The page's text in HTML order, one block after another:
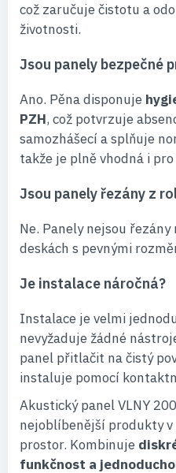
což zaručuje čistotu a
životnosti.
Jsou panely bezpečné
Ano. Pěna disponuje
PZH, což potvrzuje
samozhášecí a splňuje
takže je plně vhodná i
Jsou panely řezány z
Ne. Panely nejsou
deskách s pevnými
Je instalace náročná?
Instalace je velmi
nevyžaduje žádné
panel přitlačit na čistý
instaluje pomocí
Akustický panel VLNY
nejoblíbenější produkty
prostor. Kombinuje
funkčnost a